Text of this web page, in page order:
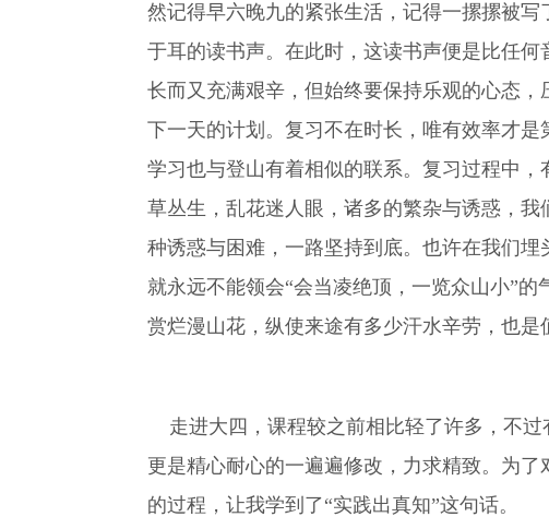
然记得早六晚九的紧张生活，记得一摞摞被
于耳的读书声。在此时，这读书声便是比任
长而又充满艰辛，但始终要保持乐观的心态
下一天的计划。复习不在时长，唯有效率才
学习也与登山有着相似的联系。复习过程中
草丛生，乱花迷人眼，诸多的繁杂与诱惑，
种诱惑与困难，一路坚持到底。也许在我们
就永远不能领会“会当凌绝顶，一览众山小”
赏烂漫山花，纵使来途有多少汗水辛劳，也是
走进大四，课程较之前相比轻了许多，不过
更是精心耐心的一遍遍修改，力求精致。为
的过程，让我学到了“实践出真知”这句话。